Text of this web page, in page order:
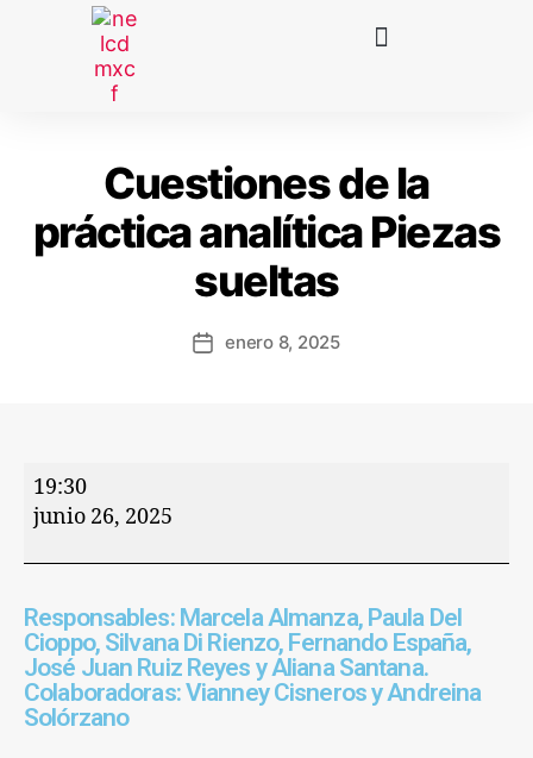
Cuestiones de la
práctica analítica Piezas
sueltas
enero 8, 2025
19:30
junio 26, 2025
Responsables: Marcela Almanza, Paula Del
Cioppo, Silvana Di Rienzo, Fernando España,
José Juan Ruiz Reyes y Aliana Santana.
Colaboradoras: Vianney Cisneros y Andreina
Solórzano